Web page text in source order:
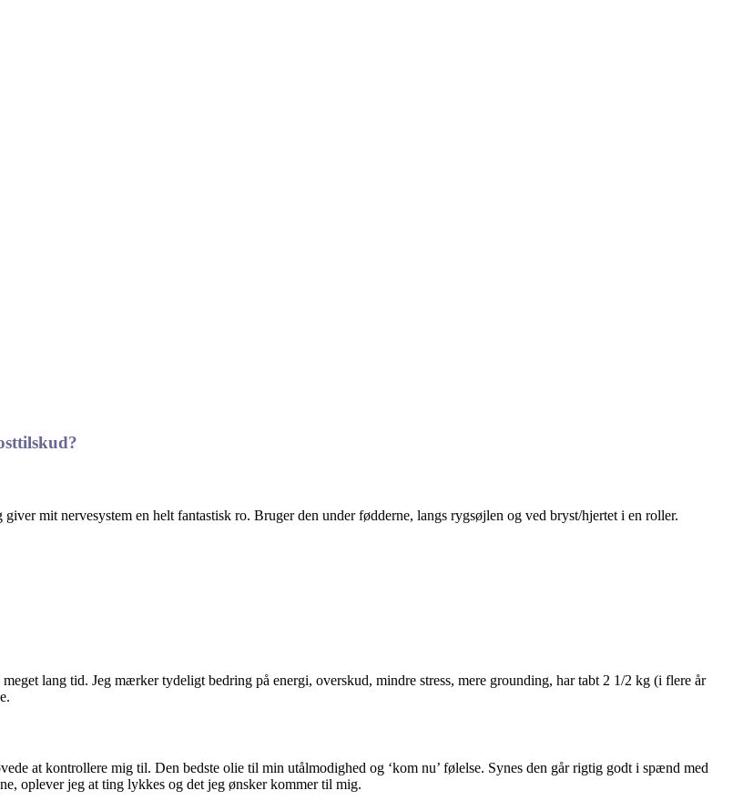
mit nervesystem en helt fantastisk ro. Bruger den under fødderne, langs rygsøjlen og ved bryst/hjertet i en roller.
lang tid. Jeg mærker tydeligt bedring på energi, overskud, mindre stress, mere grounding, har tabt 2 1/2 kg (i flere år
at kontrollere mig til. Den bedste olie til min utålmodighed og ‘kom nu’ følelse. Synes den går rigtig godt i spænd med
oplever jeg at ting lykkes og det jeg ønsker kommer til mig.